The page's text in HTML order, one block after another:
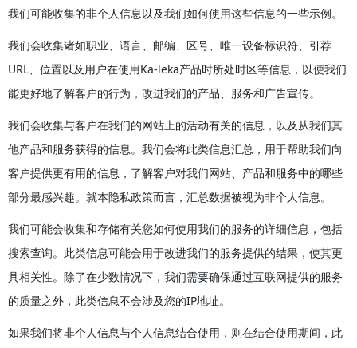
我们可能收集的非个人信息以及我们如何使用这些信息的一些示例。
我们会收集诸如职业、语言、邮编、区号、唯一设备标识符、引荐
URL、位置以及用户在使用Ka-leka产品时所处时区等信息，以便我们
能更好地了解客户的行为，改进我们的产品、服务和广告宣传。
我们会收集与客户在我们的网站上的活动有关的信息，以及从我们其
他产品和服务获得的信息。我们会将此类信息汇总，用于帮助我们向
客户提供更有用的信息，了解客户对我们网站、产品和服务中的哪些
部分最感兴趣。就本隐私政策而言，汇总数据被视为非个人信息。
我们可能会收集和存储有关您如何使用我们的服务的详细信息，包括
搜索查询。此类信息可能会用于改进我们的服务提供的结果，使其更
具相关性。除了在少数情况下，我们需要确保通过互联网提供的服务
的质量之外，此类信息不会涉及您的IP地址。
如果我们将非个人信息与个人信息结合使用，则在结合使用期间，此